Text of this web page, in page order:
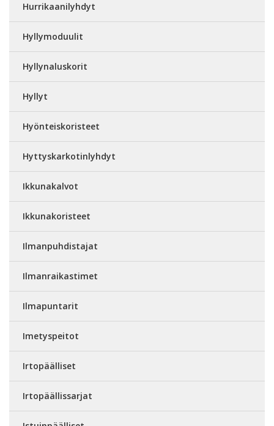
Hurrikaanilyhdyt
Hyllymoduulit
Hyllynaluskorit
Hyllyt
Hyönteiskoristeet
Hyttyskarkotinlyhdyt
Ikkunakalvot
Ikkunakoristeet
Ilmanpuhdistajat
Ilmanraikastimet
Ilmapuntarit
Imetyspeitot
Irtopäälliset
Irtopäällissarjat